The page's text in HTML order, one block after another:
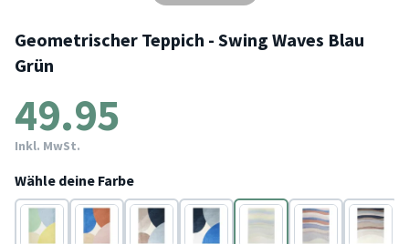
Geometrischer Teppich - Swing Waves Blau
Grün
49.95
Inkl. MwSt.
Wähle deine Farbe